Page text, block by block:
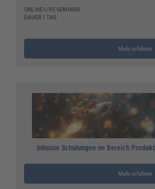
ONLINE-LIVE-SEMINAR
DAUER 1 TAG
Mehr erfahren
Inhouse Schulungen im Bereich
Mehr erfahren